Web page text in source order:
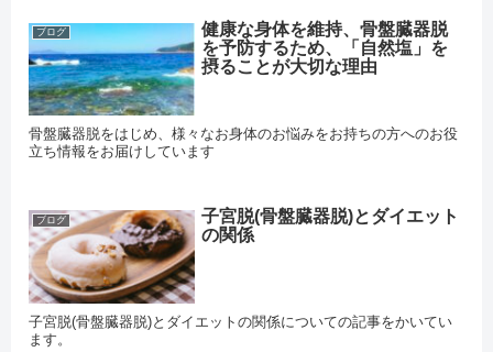
ブログ
健康な身体を維持、骨盤臓器脱
を予防するため、「自然塩」を
摂ることが大切な理由
骨盤臓器脱をはじめ、様々なお身体のお悩みをお持ちの方へのお役
立ち情報をお届けしています
ブログ
子宮脱(骨盤臓器脱)とダイエット
の関係
子宮脱(骨盤臓器脱)とダイエットの関係についての記事をかいてい
ます。